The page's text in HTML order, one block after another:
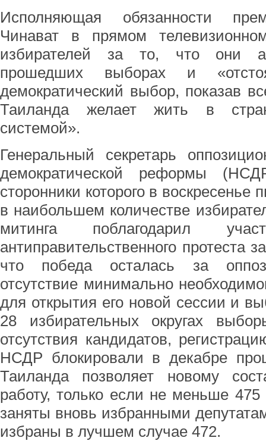
Исполняющая обязанности
Чинават в прямом
избирателей за то, что они
прошедших выборах и
демократический выбор, показав
Таиланда желает жить в
системой».
Генеральный секретарь
демократической реформы
сторонники которого в
в наибольшем количестве
митинга поблагодарил
антиправительственного протеста
что победа осталась за
отсутствие минимально
для открытия его новой сессии и
28 избирательных округах
отсутствия кандидатов,
НСДР блокировали в декабре
Таиланда позволяет новому
работу, только если не меньше 475
заняты вновь избранными
избраны в лучшем случае 472.